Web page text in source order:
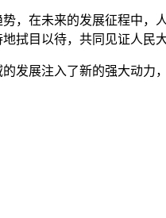
在未来的发展征程中，
目以待，共同见证人民
展注入了新的强大动力